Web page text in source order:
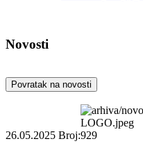
Novosti
Povratak na novosti
26.05.2025 Broj:929